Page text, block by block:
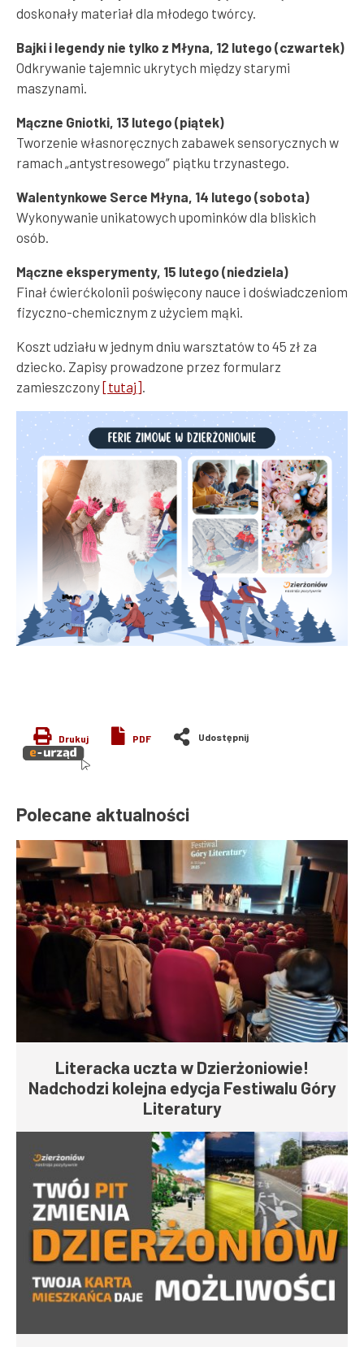
doskonały materiał dla młodego twórcy.
Bajki i legendy nie tylko z Młyna, 12 lutego (czwartek)
Odkrywanie tajemnic ukrytych między starymi
maszynami.
Mączne Gniotki, 13 lutego (piątek)
Tworzenie własnoręcznych zabawek sensorycznych w
ramach „antystresowego” piątku trzynastego.
Walentynkowe Serce Młyna, 14 lutego (sobota)
Wykonywanie unikatowych upominków dla bliskich
osób.
Mączne eksperymenty, 15 lutego (niedziela)
Finał ćwierćkolonii poświęcony nauce i doświadczeniom
fizyczno-chemicznym z użyciem mąki.
Koszt udziału w jednym dniu warsztatów to 45 zł za
dziecko. Zapisy prowadzone przez formularz
zamieszczony [tutaj].
Drukuj PDF
Polecane aktualności
Literacka uczta w Dzierżoniowie!
Nadchodzi kolejna edycja Festiwalu Góry
Literatury